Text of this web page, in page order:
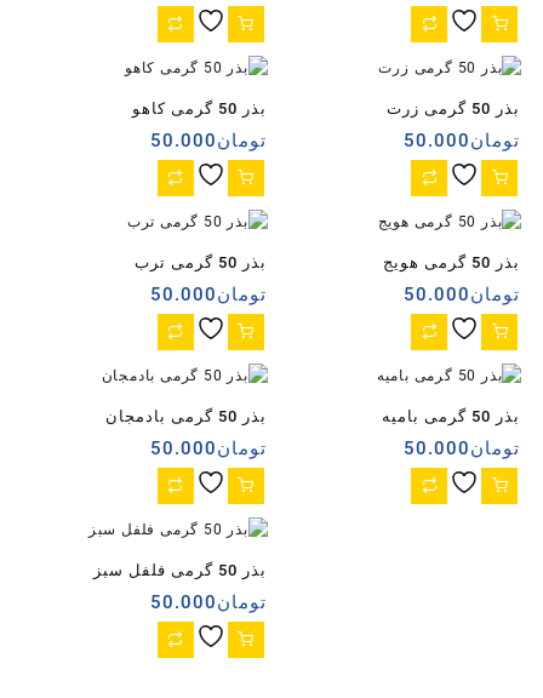
بذر 50 گرمی کاهو
تومان50.000
بذر 50 گرمی زرت
تومان50.000
بذر 50 گرمی ترب
تومان50.000
بذر 50 گرمی هویج
تومان50.000
بذر 50 گرمی بادمجان
تومان50.000
بذر 50 گرمی بامیه
تومان50.000
بذر 50 گرمی فلفل سبز
تومان50.000